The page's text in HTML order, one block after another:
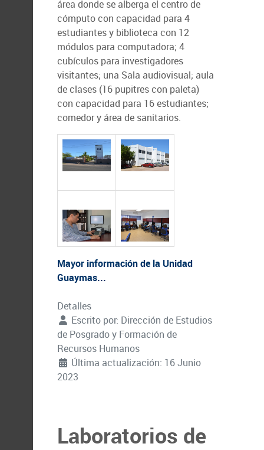
área donde se alberga el centro de
cómputo con capacidad para 4
estudiantes y biblioteca con 12
módulos para computadora; 4
cubículos para investigadores
visitantes; una Sala audiovisual; aula
de clases (16 pupitres con paleta)
con capacidad para 16 estudiantes;
comedor y área de sanitarios.
Mayor información de la Unidad
Guaymas...
Detalles
Escrito por: Dirección de Estudios
de Posgrado y Formación de
Recursos Humanos
Última actualización: 16 Junio
2023
Laboratorios de